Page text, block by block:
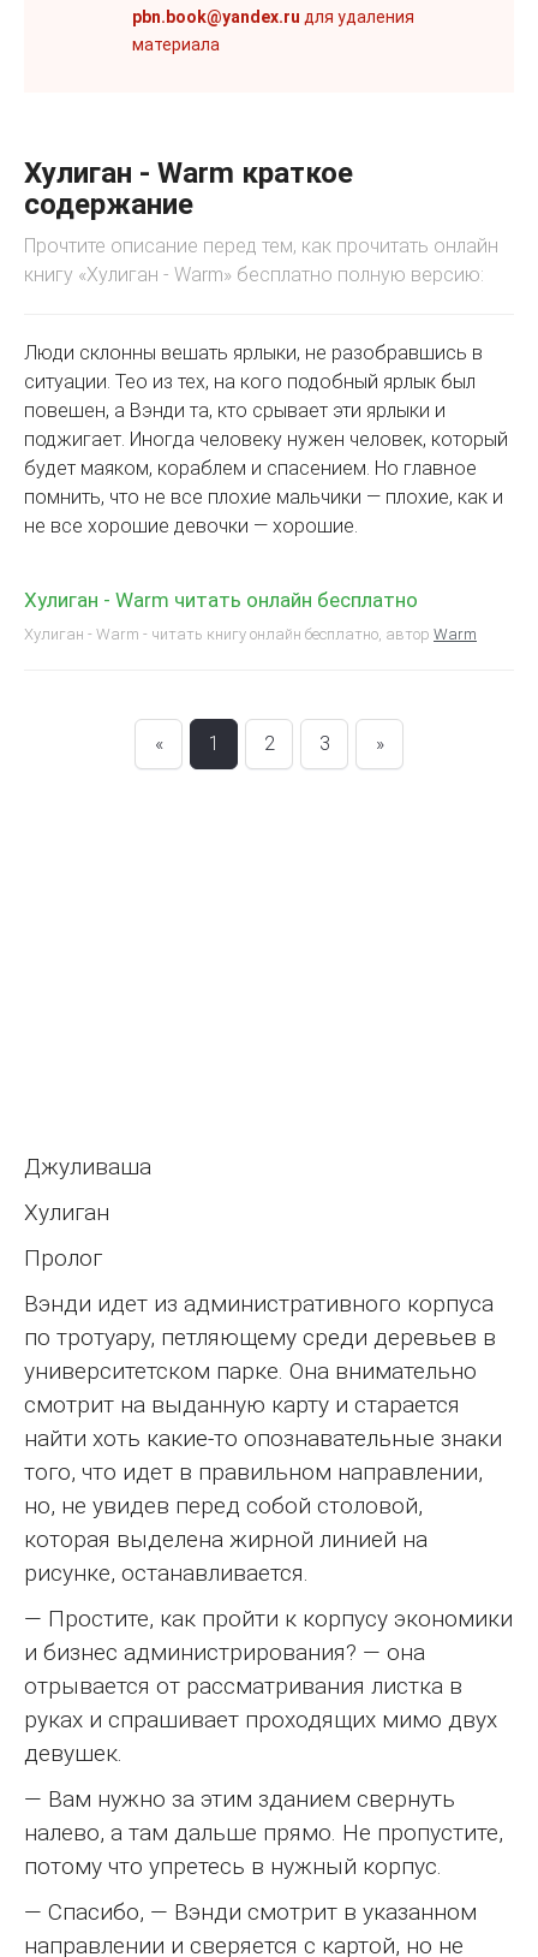
pbn.book@yandex.ru для удаления
материала
Хулиган - Warm краткое
содержание
Прочтите описание перед тем, как прочитать онлайн
книгу «Хулиган - Warm» бесплатно полную версию:
Люди склонны вешать ярлыки, не разобравшись в
ситуации. Тео из тех, на кого подобный ярлык был
повешен, а Вэнди та, кто срывает эти ярлыки и
поджигает. Иногда человеку нужен человек, который
будет маяком, кораблем и спасением. Но главное
помнить, что не все плохие мальчики — плохие, как и
не все хорошие девочки — хорошие.
Хулиган - Warm читать онлайн бесплатно
Хулиган - Warm - читать книгу онлайн бесплатно, автор Warm
« 1 2 3 »
Джуливаша
Хулиган
Пролог
Вэнди идет из административного корпуса
по тротуару, петляющему среди деревьев в
университетском парке. Она внимательно
смотрит на выданную карту и старается
найти хоть какие-то опознавательные знаки
того, что идет в правильном направлении,
но, не увидев перед собой столовой,
которая выделена жирной линией на
рисунке, останавливается.
— Простите, как пройти к корпусу экономики
и бизнес администрирования? — она
отрывается от рассматривания листка в
руках и спрашивает проходящих мимо двух
девушек.
— Вам нужно за этим зданием свернуть
налево, а там дальше прямо. Не пропустите,
потому что упретесь в нужный корпус.
— Спасибо, — Вэнди смотрит в указанном
направлении и сверяется с картой, но не